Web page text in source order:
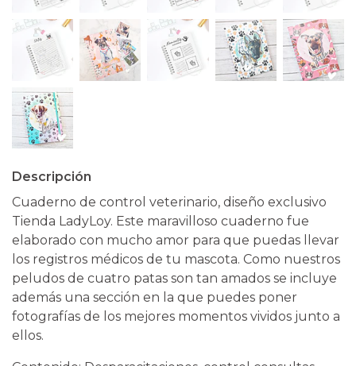
Descripción
Cuaderno de control veterinario, diseño exclusivo
Tienda LadyLoy. Este maravilloso cuaderno fue
elaborado con mucho amor para que puedas llevar
los registros médicos de tu mascota. Como nuestros
peludos de cuatro patas son tan amados se incluye
además una sección en la que puedes poner
fotografías de los mejores momentos vividos junto a
ellos.